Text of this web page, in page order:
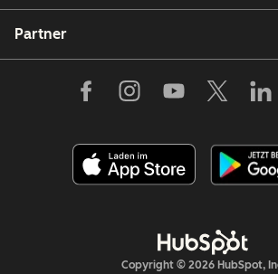
Partner
Copyright © 2026 HubSpot,